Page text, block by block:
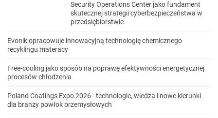
Security Operations Center jako fundament
skutecznej strategii cyberbezpieczeństwa w
przedsiębiorstwie
Evonik opracowuje innowacyjną technologię chemicznego
recyklingu materacy
Free-cooling jako sposób na poprawę efektywności energetycznej
procesów chłodzenia
Poland Coatings Expo 2026 - technologie, wiedza i nowe kierunki
dla branży powłok przemysłowych